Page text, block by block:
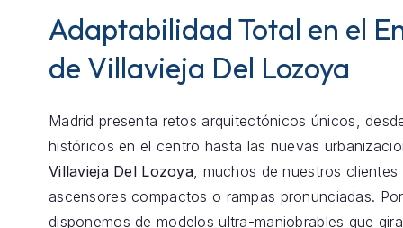
Adaptabilidad Total en el
de Villavieja Del Lozoya
Madrid presenta retos arquitectónicos únicos,
históricos en el centro hasta las nuevas
Villavieja Del Lozoya , muchos de nuestros
ascensores compactos o rampas pronunciadas.
disponemos de modelos ultra-maniobrables que